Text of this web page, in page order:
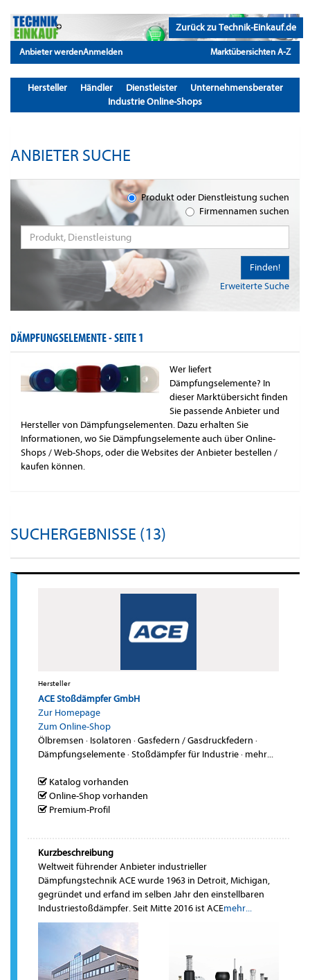
Zurück zu Technik-Einkauf.de
Anbieter werdenAnmelden Marktübersichten A-Z
Hersteller Händler Dienstleister
Unternehmensberater
Industrie Online-Shops
ANBIETER SUCHE
Produkt oder Dienstleistung suchen
Firmennamen suchen
Erweiterte Suche
Finden!
DÄMPFUNGSELEMENTE -SEITE 1
Wer liefert
Dämpfungselemente? In
dieser Marktübersicht finden
Sie passende Anbieter und
Hersteller von Dämpfungselementen. Dazu erhalten Sie
Informationen, wo Sie Dämpfungselemente auch über Online-
Shops / Web-Shops, oder die Websites der Anbieter bestellen /
kaufen können.
SUCHERGEBNISSE (13)
Hersteller
ACE Stoßdämpfer GmbH
Zur Homepage
Zum Online-Shop
Ölbremsen · Isolatoren ·Gasfedern / Gasdruckfedern ·
Dämpfungselemente·Stoßdämpfer für Industrie· mehr...
Katalog vorhanden
Online-Shop vorhanden
Premium-Profil
Kurzbeschreibung
Weltweit führender Anbieter industrieller
Dämpfungstechnik ACE wurde 1963 in Detroit, Michigan,
gegründet und erfand im selben Jahr den einstellbaren
Industriestoßdämpfer. Seit Mitte 2016 ist ACEmehr...